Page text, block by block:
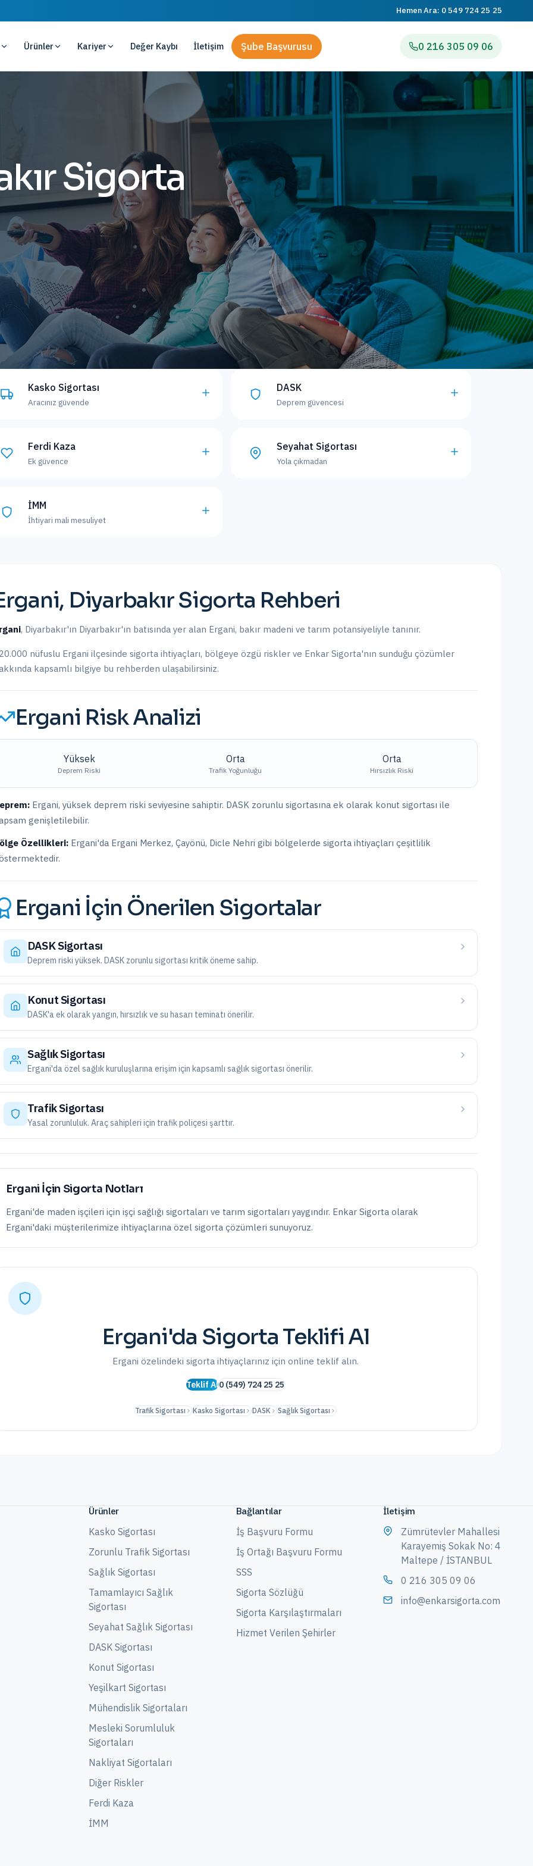
Hemen Ara: 0 549 724 25 25
Ürünler Kariyer Değer Kaybı İletişim Şube Başvurusu 0 216 305 09 06
Sigorta
Kasko Sigortası
Aracınız güvende
DASK
Deprem güvencesi
Ferdi Kaza
Ek güvence
Seyahat Sigortası
Yola çıkmadan
İMM
İhtiyari mali mesuliyet
, DiyarbakırSigorta Rehberi
, Diyarbakır'ın Diyarbakır'ın batısında yer alan Ergani, bakır madeni ve tarım potansiyeliyle tanınır.
nüfuslu Ergani ilçesinde sigorta ihtiyaçları, bölgeye özgü riskler ve Enkar Sigorta'nın sunduğu çözümler
kapsamlı bilgiye bu rehberden ulaşabilirsiniz.
Ergani Risk Analizi
Yüksek
Deprem Riski
Orta
Trafik Yoğunluğu
Orta
Hırsızlık Riski
Ergani, yüksek deprem riski seviyesine sahiptir. DASK zorunlu sigortasına ek olarak konut sigortası ile
genişletilebilir.
Özellikleri: Ergani'da Ergani Merkez, Çayönü, Dicle Nehri gibi bölgelerde sigorta ihtiyaçları çeşitlilik
Ergani İçin Önerilen Sigortalar
DASK Sigortası
Deprem riski yüksek. DASK zorunlu sigortası kritik öneme sahip.
Konut Sigortası
DASK'a ek olarak yangın, hırsızlık ve su hasarı teminatı önerilir.
Sağlık Sigortası
Ergani'da özel sağlık kuruluşlarına erişim için kapsamlı sağlık sigortası önerilir.
Trafik Sigortası
Yasal zorunluluk. Araç sahipleri için trafik poliçesi şarttır.
Ergani İçin Sigorta Notları
Ergani'de maden işçileri için işçi sağlığı sigortaları ve tarım sigortaları yaygındır. Enkar Sigorta olarak
Ergani'daki müşterilerimize ihtiyaçlarına özel sigorta çözümleri sunuyoruz.
Ergani'da Sigorta Teklifi Al
Ergani özelindeki sigorta ihtiyaçlarınız için online teklif alın.
Teklif Al0 (549) 724 25 25
Trafik Sigortası Kasko Sigortası DASK Sağlık Sigortası
Ürünler
Kasko Sigortası
Zorunlu Trafik Sigortası
Sağlık Sigortası
Tamamlayıcı Sağlık
Sigortası
Seyahat Sağlık Sigortası
DASK Sigortası
Konut Sigortası
Yeşilkart Sigortası
Mühendislik Sigortaları
Mesleki Sorumluluk
Sigortaları
Nakliyat Sigortaları
Diğer Riskler
Ferdi Kaza
İMM
Bağlantılar
İş Başvuru Formu
İş Ortağı Başvuru Formu
SSS
Sigorta Sözlüğü
Sigorta Karşılaştırmaları
Hizmet Verilen Şehirler
İletişim
Zümrütevler Mahallesi
Karayemiş Sokak No: 4
Maltepe / İSTANBUL
0 216 305 09 06
info@enkarsigorta.com